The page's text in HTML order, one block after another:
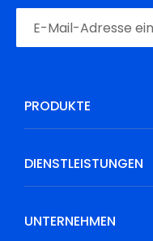
PRODUKTE
DIENSTLEISTUNGEN
UNTERNEHMEN